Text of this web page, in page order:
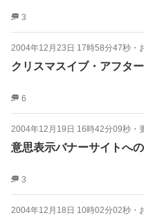
3
2004年12月23日 17時58分47秒 ・
クリスマスイブ・アフタ
6
2004年12月19日 16時42分09秒 ・
意思表示バナーサイトへ
3
2004年12月18日 10時02分02秒 ・